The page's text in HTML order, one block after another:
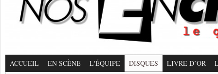
ACCUEIL EN SCÈNE L'ÉQUIPE DISQUES LIVRE D’OR